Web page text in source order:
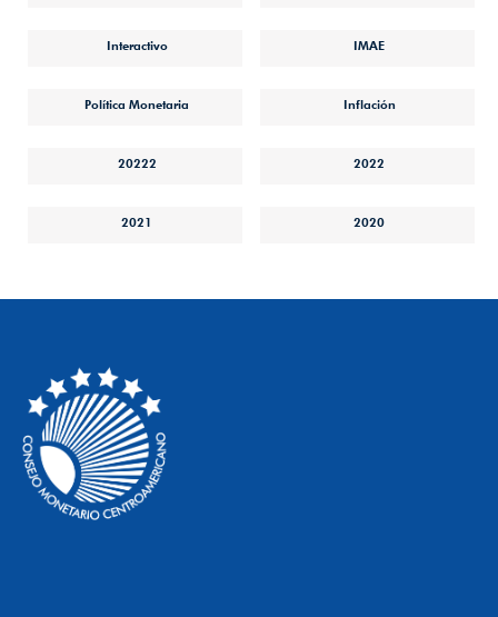
Interactivo IMAE
Política Monetaria Inflación
20222 2022
2021 2020